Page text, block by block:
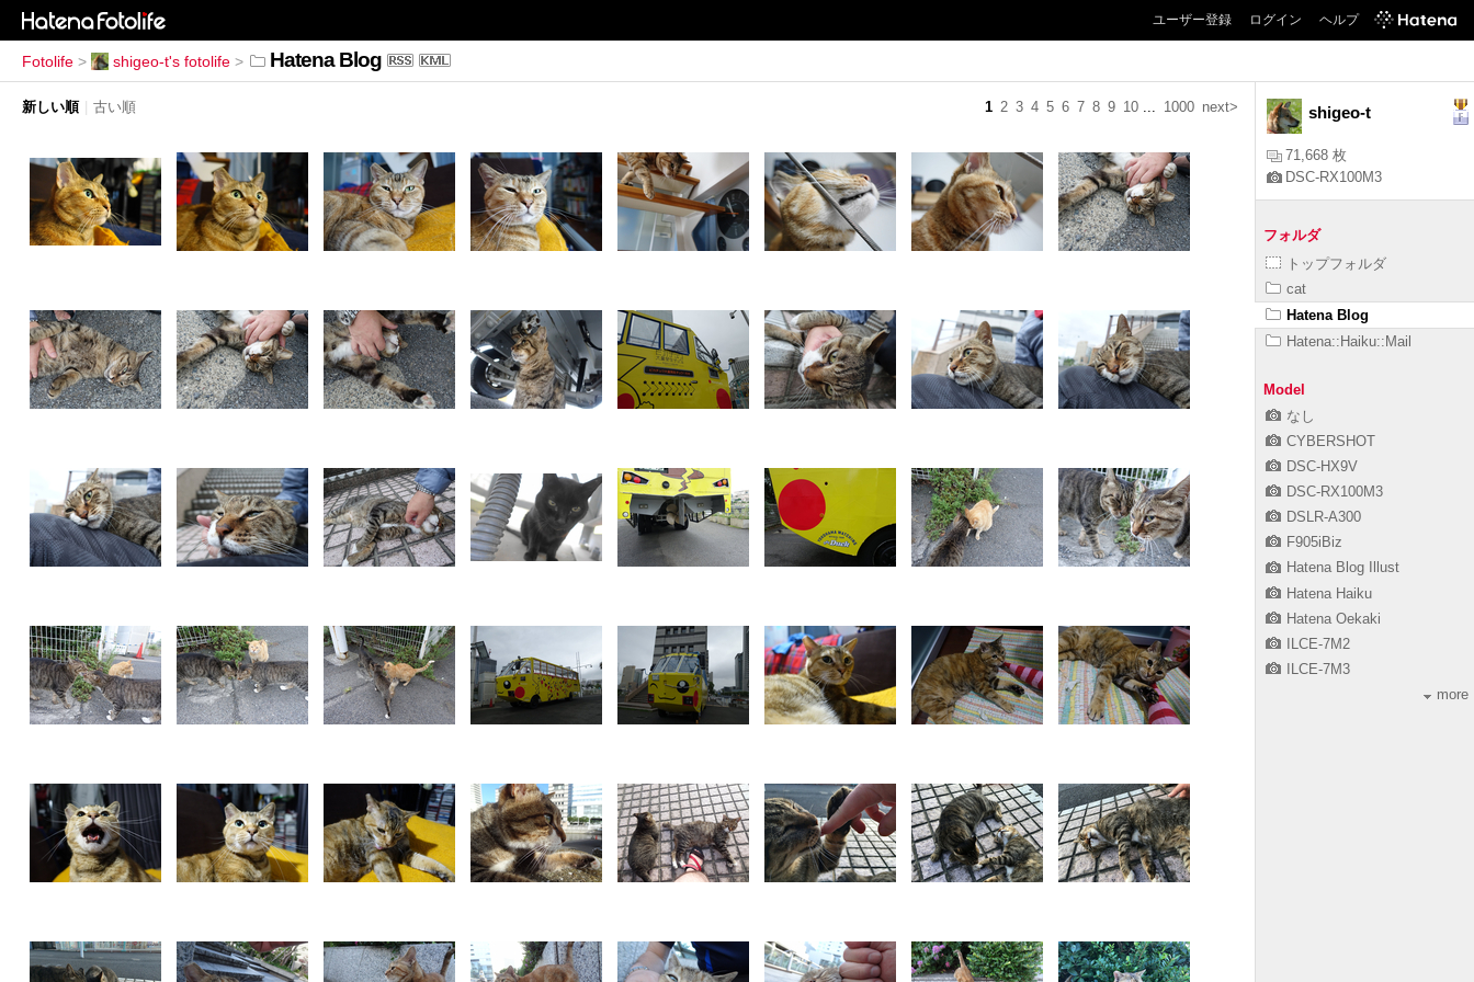
ユーザー登録 ログイン ヘルプ
Fotolife > shigeo-t's fotolife > Hatena Blog
1 2 3 4 5 6 7 8 9 10 1000 next>
新しい順 | 古い順 shigeo-t
71,668 枚
DSC-RX100M3
フォルダ
トップフォルダ
cat
Hatena Blog
Hatena::Haiku::Mail
Model
なし
CYBERSHOT
DSC-HX9V
DSC-RX100M3
DSLR-A300
F905iBiz
Hatena Blog Illust
Hatena Haiku
Hatena Oekaki
ILCE-7M2
ILCE-7M3
more